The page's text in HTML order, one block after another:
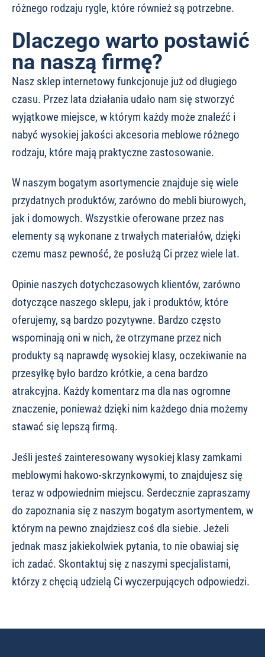
różnego rodzaju rygle, które również są potrzebne.
Dlaczego warto postawić
na naszą firmę?
Nasz sklep internetowy funkcjonuje już od długiego
czasu. Przez lata działania udało nam się stworzyć
wyjątkowe miejsce, w którym każdy może znaleźć i
nabyć wysokiej jakości akcesoria meblowe różnego
rodzaju, które mają praktyczne zastosowanie.
W naszym bogatym asortymencie znajduje się wiele
przydatnych produktów, zarówno do mebli biurowych,
jak i domowych. Wszystkie oferowane przez nas
elementy są wykonane z trwałych materiałów, dzięki
czemu masz pewność, że posłużą Ci przez wiele lat.
Opinie naszych dotychczasowych klientów, zarówno
dotyczące naszego sklepu, jak i produktów, które
oferujemy, są bardzo pozytywne. Bardzo często
wspominają oni w nich, że otrzymane przez nich
produkty są naprawdę wysokiej klasy, oczekiwanie na
przesyłkę było bardzo krótkie, a cena bardzo
atrakcyjna. Każdy komentarz ma dla nas ogromne
znaczenie, ponieważ dzięki nim każdego dnia możemy
stawać się lepszą firmą.
Jeśli jesteś zainteresowany wysokiej klasy zamkami
meblowymi hakowo-skrzynkowymi, to znajdujesz się
teraz w odpowiednim miejscu. Serdecznie zapraszamy
do zapoznania się z naszym bogatym asortymentem, w
którym na pewno znajdziesz coś dla siebie. Jeżeli
jednak masz jakiekolwiek pytania, to nie obawiaj się
ich zadać. Skontaktuj się z naszymi specjalistami,
którzy z chęcią udzielą Ci wyczerpujących odpowiedzi.